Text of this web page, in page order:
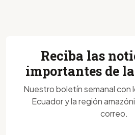
Reciba las
importantes de
Nuestro boletín semanal con
Ecuador y la región
correo.